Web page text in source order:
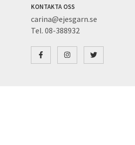
KONTAKTA OSS
carina@ejesgarn.se
Tel. 08-388932